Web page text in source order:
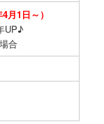
1日～）
UP♪
合